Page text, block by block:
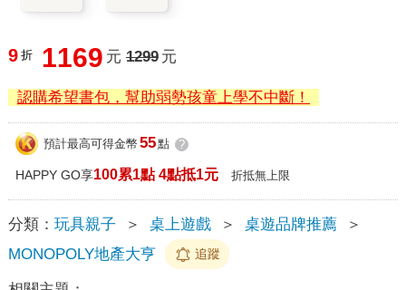
9 折 1169 元 1299 元
認購希望書包，幫助弱勢孩童上學不中斷！
預計最高可得金幣 55點 ?
HAPPY GO享100累1點 4點抵1元 折抵無上限
分類： 玩具親子 ＞ 桌上遊戲 ＞ 桌遊品牌推薦
＞
MONOPOLY地產大亨
追蹤